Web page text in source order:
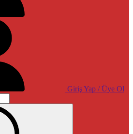
Giriş Yap / Üye Ol